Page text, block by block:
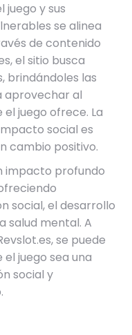
y sus
se alinea
de contenido
el sitio busca
brindándoles las
aprovechar al
juego ofrece. La
social es
cambio positivo.
impacto profundo
social, el desarrollo
salud mental. A
se puede
juego sea una
social y